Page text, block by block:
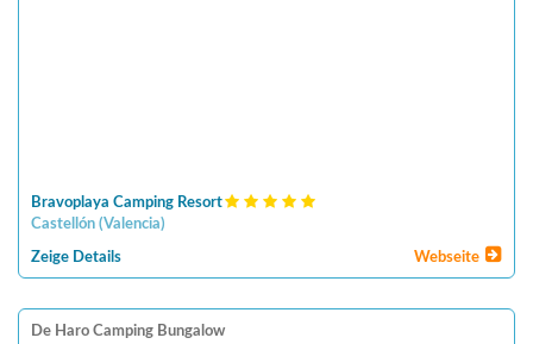
Bravoplaya Camping Resort
Castellón (Valencia)
Zeige Details Webseite
De Haro Camping Bungalow